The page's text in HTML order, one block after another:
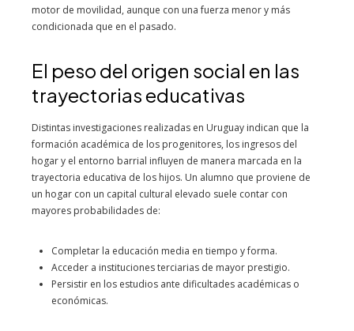
motor de movilidad, aunque con una fuerza menor y más
condicionada que en el pasado.
El peso del origen social en las
trayectorias educativas
Distintas investigaciones realizadas en Uruguay indican que la
formación académica de los progenitores, los ingresos del
hogar y el entorno barrial influyen de manera marcada en la
trayectoria educativa de los hijos. Un alumno que proviene de
un hogar con un capital cultural elevado suele contar con
mayores probabilidades de:
Completar la educación media en tiempo y forma.
Acceder a instituciones terciarias de mayor prestigio.
Persistir en los estudios ante dificultades académicas o
económicas.